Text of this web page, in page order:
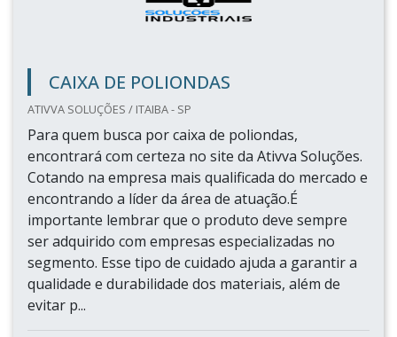
CAIXA DE POLIONDAS
ATIVVA SOLUÇÕES / ITAIBA - SP
Para quem busca por caixa de poliondas,
encontrará com certeza no site da Ativva Soluções.
Cotando na empresa mais qualificada do mercado e
encontrando a líder da área de atuação.É
importante lembrar que o produto deve sempre
ser adquirido com empresas especializadas no
segmento. Esse tipo de cuidado ajuda a garantir a
qualidade e durabilidade dos materiais, além de
evitar p...